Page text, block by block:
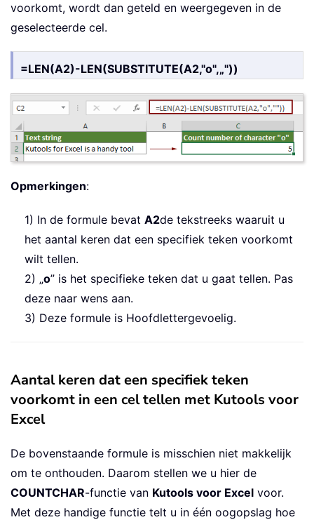
voorkomt, wordt dan geteld en weergegeven in de
geselecteerde cel.
=LEN(A2)-LEN(SUBSTITUTE(A2,"o",„"))
Opmerkingen:
1) In de formule bevat A2de tekstreeks waaruit u
het aantal keren dat een specifiek teken voorkomt
wilt tellen.
2) „o” is het specifieke teken dat u gaat tellen. Pas
deze naar wens aan.
3) Deze formule is Hoofdlettergevoelig.
Aantal keren dat een specifiek teken
voorkomt in een cel tellen met Kutools voor
Excel
De bovenstaande formule is misschien niet makkelijk
om te onthouden. Daarom stellen we u hier de
COUNTCHAR-functie van Kutools voor Excel voor.
Met deze handige functie telt u in één oogopslag hoe